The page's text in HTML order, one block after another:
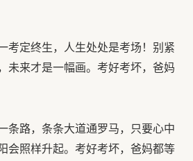
考定终生，人生处处是考场！别紧
未来才是一幅画。考好考坏，爸妈
条路，条条大道通罗马，只要心中
会照样升起。考好考坏，爸妈都等